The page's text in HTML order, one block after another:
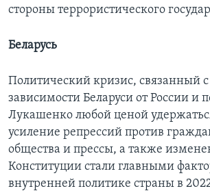
стороны террористического
Беларусь
Политический кризис, связанный
зависимости Беларуси от России и
Лукашенко любой ценой
усиление репрессий против
общества и прессы, а также
Конституции стали главными
внутренней политике страны в